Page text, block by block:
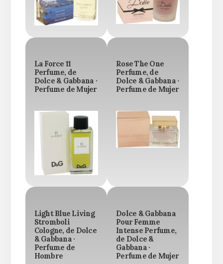
La Force 11
Perfume, de
Dolce & Gabbana ·
Perfume de Mujer
Rose The One
Perfume, de
Dolce & Gabbana ·
Perfume de Mujer
Light Blue Living
Stromboli
Cologne, de Dolce
& Gabbana ·
Perfume de
Hombre
Dolce & Gabbana
Pour Femme
Intense Perfume,
de Dolce &
Gabbana ·
Perfume de Mujer